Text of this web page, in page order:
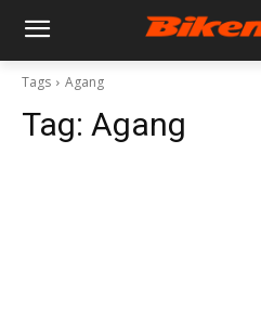
Tags Agang
Tag: Agang